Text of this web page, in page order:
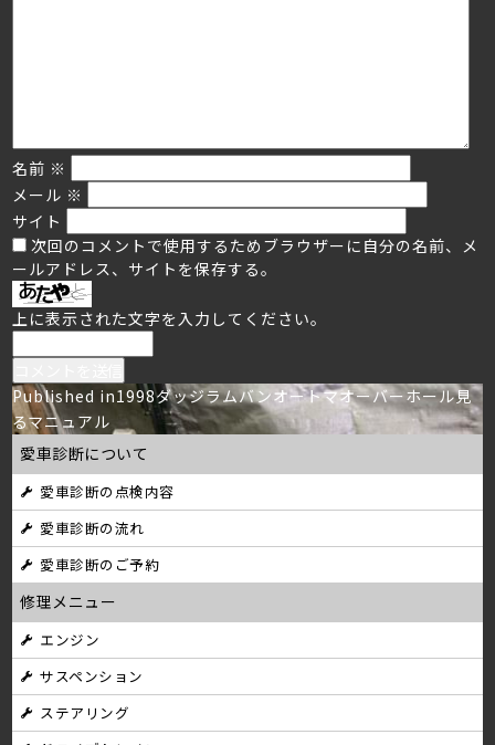
名前 ※
メール ※
サイト
次回のコメントで使用するためブラウザーに自分の名前、メ
ールアドレス、サイトを保存する。
上に表示された文字を入力してください。
投
稿
ナ
ビ
ゲ
ー
シ
ョ
ン
Published in1998ダッジラムバンオートマオーバーホール見
るマニュアル
愛車診断について
愛車診断の点検内容
愛車診断の流れ
愛車診断のご予約
修理メニュー
エンジン
サスペンション
ステアリング